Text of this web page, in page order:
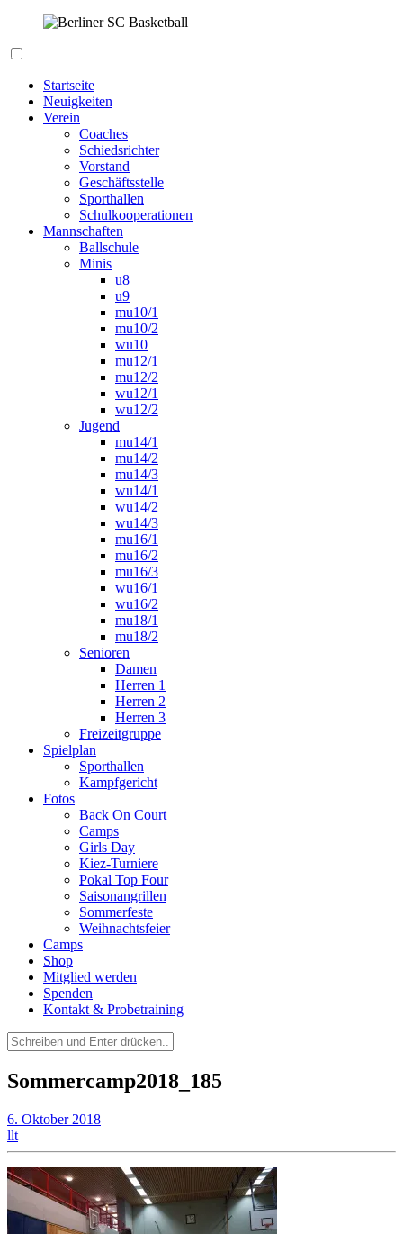
springen
Startseite
Neuigkeiten
Verein
Coaches
Schiedsrichter
Vorstand
Geschäftsstelle
Sporthallen
Schulkooperationen
Mannschaften
Ballschule
Minis
u8
u9
mu10/1
mu10/2
wu10
mu12/1
mu12/2
wu12/1
wu12/2
Jugend
mu14/1
mu14/2
mu14/3
wu14/1
wu14/2
wu14/3
mu16/1
mu16/2
mu16/3
wu16/1
wu16/2
mu18/1
mu18/2
Senioren
Damen
Herren 1
Herren 2
Herren 3
Freizeitgruppe
Spielplan
Sporthallen
Kampfgericht
Fotos
Back On Court
Camps
Girls Day
Kiez-Turniere
Pokal Top Four
Saisonangrillen
Sommerfeste
Weihnachtsfeier
Camps
Shop
Mitglied werden
Spenden
Kontakt & Probetraining
Suchen
nach:
Sommercamp2018_185
6. Oktober 2018
llt